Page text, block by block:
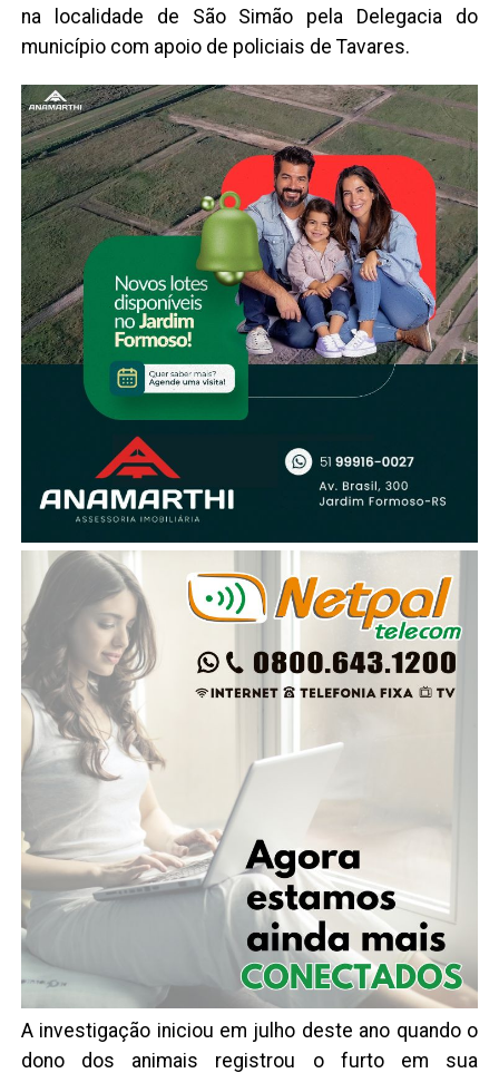
na localidade de São Simão pela Delegacia do
município com apoio de policiais de Tavares.
A investigação iniciou em julho deste ano quando o
dono dos animais registrou o furto em sua